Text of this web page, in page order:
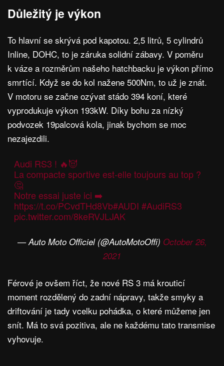
Důležitý je výkon
To hlavní se skrývá pod kapotou. 2,5 litrů, 5 cylindrů
Inline, DOHC, to je záruka solidní zábavy. V poměru
k váze a rozměrům našeho hatchbacku je výkon přímo
smrtící. Když se do kol nažene 500Nm, to už je znát.
V motoru se začne ozývat stádo 394 koní, které
vyprodukuje výkon 193kW. Díky bohu za nízký
podvozek 19palcová kola, jinak bychom se moc
nezajezdili.
Audi RS3 ! 🔥😈
La compacte sportive est-elle toujours au top ?
🤔
Notre essai juste ici ➡️
https://t.co/PCvdTHd8Vb#AUDI #AudiRS3
pic.twitter.com/8keRVJLJAK
— Auto Moto Officiel (@AutoMotoOffi) October 26,
2021
Férové je ovšem říct, že nové RS 3 má krouticí
moment rozdělený do zadní nápravy, takže smyky a
driftování je tady vcelku pohádka, o které můžeme jen
snít. Má to svá pozitiva, ale ne každému tato transmise
vyhovuje.